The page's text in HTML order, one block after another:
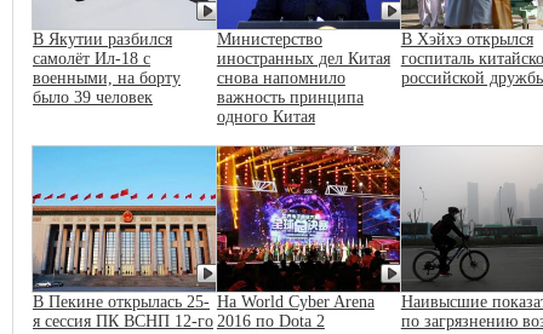
В Якутии разбился
самолёт Ил-18 с
военными, на борту
было 39 человек
Министерство
иностранных дел Китая
снова напомнило
важность принципа
одного Китая
В Хэйхэ открылся
госпиталь
российской
В Пекине открылась 25-
я сессия ПК ВСНП 12-го
На World Cyber Arena
2016 по Dota 2
Наивысшие
по загрязнению